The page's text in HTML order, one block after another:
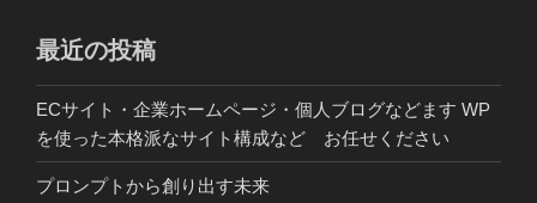
ー
シ
ョ
ン
最近の投稿
ECサイト・企業ホームページ・個人ブログなどます WP
を使った本格派なサイト構成など お任せください
プロンプトから創り出す未来